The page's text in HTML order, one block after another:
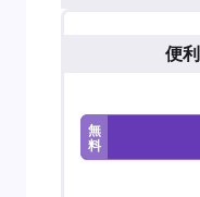
便
無
料